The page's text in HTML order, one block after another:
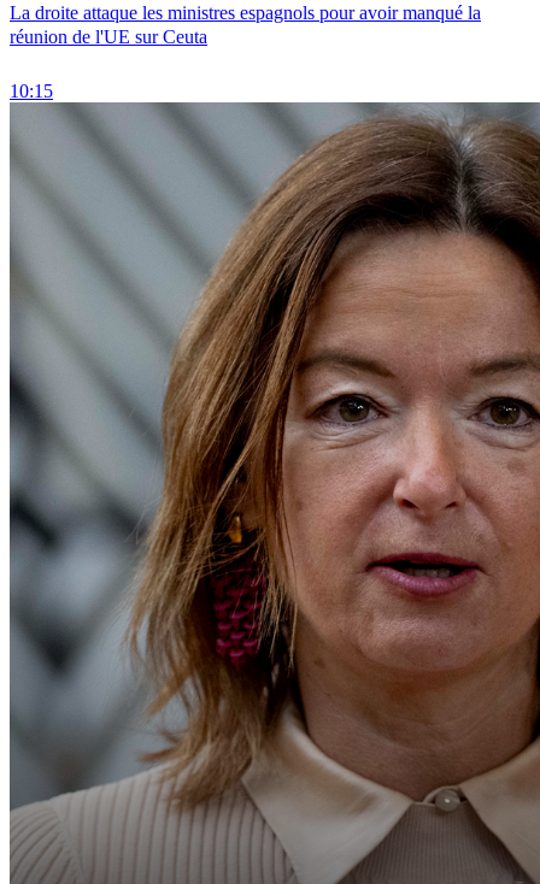
La droite attaque les ministres espagnols pour avoir manqué la
réunion de l'UE sur Ceuta
10:15